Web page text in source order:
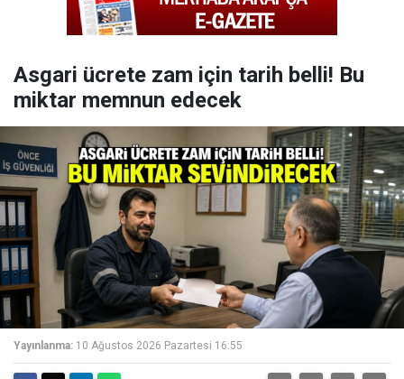
Asgari ücrete zam için tarih belli! Bu
miktar memnun edecek
Yayınlanma: 10 Ağustos 2026 Pazartesi 16:55